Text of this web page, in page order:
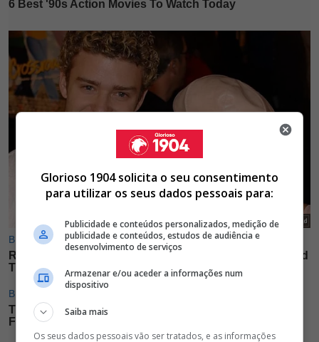
Glorioso 1904 solicita o seu consentimento
para utilizar os seus dados pessoais para:
Publicidade e conteúdos personalizados, medição de
publicidade e conteúdos, estudos de audiência e
desenvolvimento de serviços
Armazenar e/ou aceder a informações num
dispositivo
Saiba mais
Os seus dados pessoais vão ser tratados, e as informações